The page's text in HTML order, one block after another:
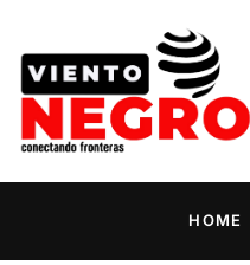
HOME